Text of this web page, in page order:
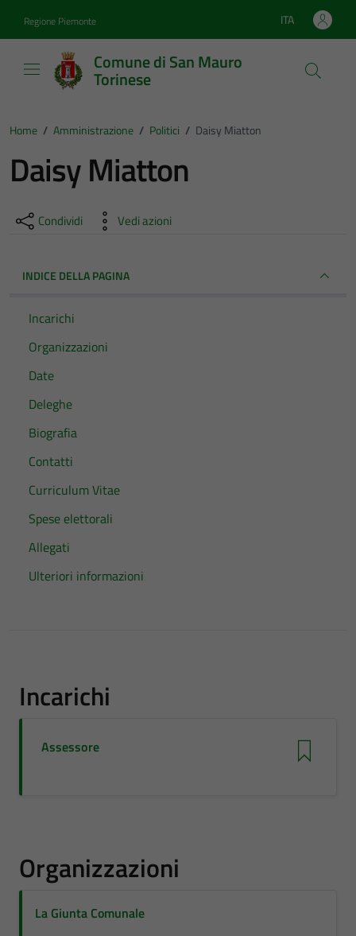
Regione Piemonte Lingua attiva:
ITA
Comune di San Mauro
Torinese
Home / Amministrazione / Politici / Daisy Miatton
Daisy Miatton
Condividi Vedi azioni
INDICE DELLA PAGINA
Incarichi
Organizzazioni
Date
Deleghe
Biografia
Contatti
Curriculum Vitae
Spese elettorali
Allegati
Ulteriori informazioni
Incarichi
Assessore
Organizzazioni
La Giunta Comunale